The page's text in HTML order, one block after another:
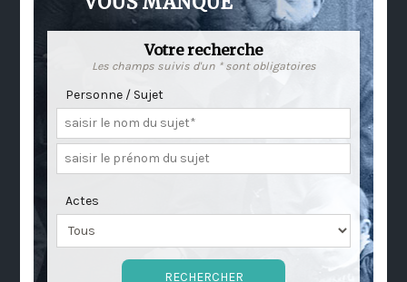
Votre recherche
Les champs suivis d'un * sont obligatoires
Personne / Sujet
Actes